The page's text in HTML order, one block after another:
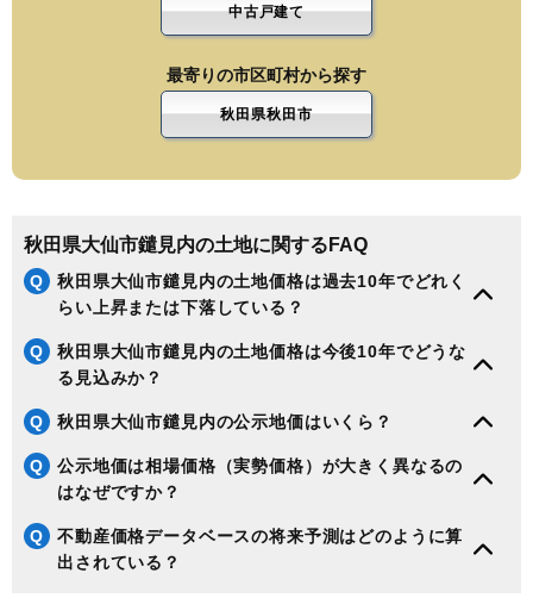
中古戸建て
最寄りの市区町村から探す
秋田県秋田市
秋田県大仙市鑓見内の土地に関するFAQ
Q
秋田県大仙市鑓見内の土地価格は過去10年でどれく
らい上昇または下落している？
Q
秋田県大仙市鑓見内の土地価格は今後10年でどうな
る見込みか？
Q 秋田県大仙市鑓見内の公示地価はいくら？
Q
公示地価は相場価格（実勢価格）が大きく異なるの
はなぜですか？
Q
不動産価格データベースの将来予測はどのように算
出されている？